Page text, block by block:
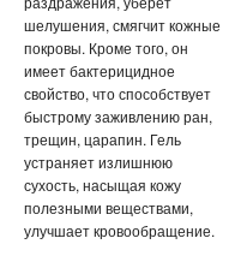
шелушения, смягчит кожные
покровы. Кроме того, он
имеет бактерицидное
свойство, что способствует
быстрому заживлению ран,
трещин, царапин. Гель
устраняет излишнюю
сухость, насыщая кожу
полезными веществами,
улучшает кровообращение.